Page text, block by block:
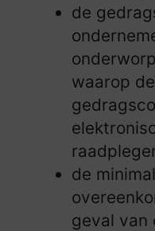
de
waarop
de
geval van